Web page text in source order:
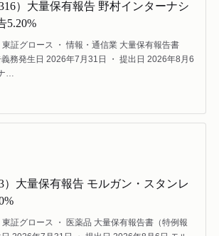
）大量保有報告 野村インターナシ
5.20%
証グロース ・ 情報・通信業 大量保有報告書
義務発生日 2026年7月31日 ・ 提出日 2026年8月6
…
）大量保有報告 モルガン・スタンレ
証グロース ・ 医薬品 大量保有報告書（特例報